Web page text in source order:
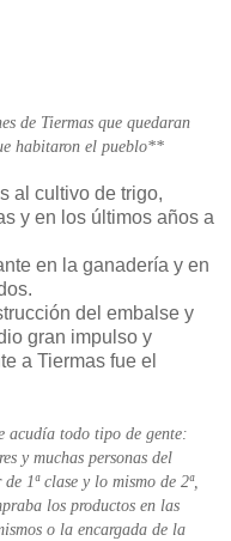
de Tiermas que quedaran
habitaron el pueblo**
al cultivo de trigo,
y en los últimos años a
en la ganadería y en
del embalse y
gran impulso y
a Tiermas fue el
acudía todo tipo de gente:
y muchas personas del
1ª clase y lo mismo de 2ª,
los productos en las
o la encargada de la